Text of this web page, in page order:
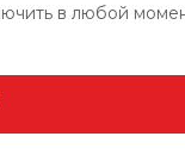
в любой